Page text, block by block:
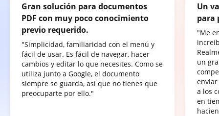
Gran solución para documentos
PDF con muy poco conocimiento
previo requerido.
"Simplicidad, familiaridad con el menú y
fácil de usar. Es fácil de navegar, hacer
cambios y editar lo que necesites. Como se
utiliza junto a Google, el documento
siempre se guarda, así que no tienes que
preocuparte por ello."
Un
para
"Me
un
a los
en